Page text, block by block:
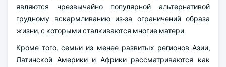
являются чрезвычайно популярной альтернативой
грудному вскармливанию из-за ограничений образа
жизни, с которыми сталкиваются многие матери.
Кроме того, семьи из менее развитых регионов Азии,
Латинской Америки и Африки рассматриваются как